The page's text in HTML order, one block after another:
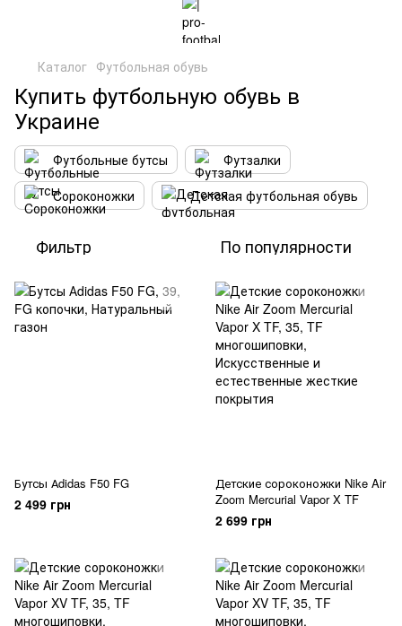
Каталог Футбольная обувь
Купить футбольную обувь в
Украине
Футбольные бутсы
Футзалки
Cороконожки
Детская футбольная обувь
Фильтр По популярности
Бутсы Аdidas F50 FG
2 499 грн
Детские сороконожки Nike Air
Zoom Mercurial Vapor X TF
2 699 грн